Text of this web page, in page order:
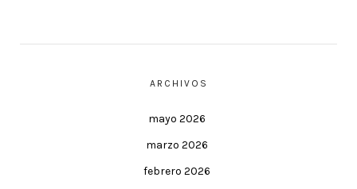
ARCHIVOS
mayo 2026
marzo 2026
febrero 2026